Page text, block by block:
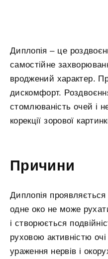
Диплопія – це
самостійне
вроджений характер.
дискомфорт.
стомлюваність очей і
корекції зорової
Причини
Диплопія
одне око не може
і створюється
руховою активністю
ураження нервів і